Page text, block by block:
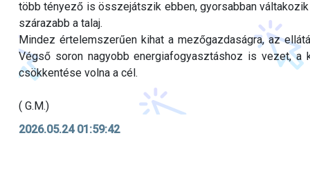
több tényező is összejátszik ebben, gyorsabban
szárazabb a talaj.
Mindez értelemszerűen kihat a mezőgazdaságra, az
Végső soron nagyobb energiafogyasztáshoz is vezet, a
csökkentése volna a cél.
( G.M.)
2026.05.24 01:59:42